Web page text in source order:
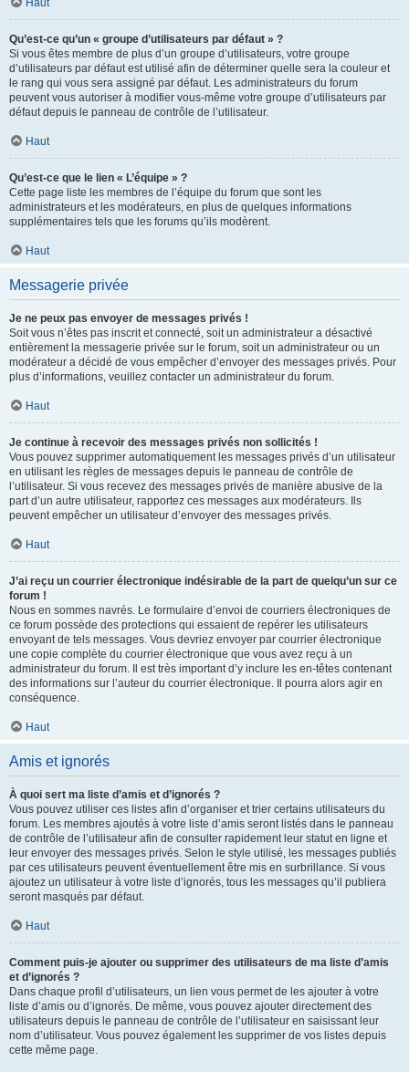
Haut
Qu’est-ce qu’un « groupe d’utilisateurs par défaut » ?
Si vous êtes membre de plus d’un groupe d’utilisateurs, votre groupe
d’utilisateurs par défaut est utilisé afin de déterminer quelle sera la couleur et
le rang qui vous sera assigné par défaut. Les administrateurs du forum
peuvent vous autoriser à modifier vous-même votre groupe d’utilisateurs par
défaut depuis le panneau de contrôle de l’utilisateur.
Haut
Qu’est-ce que le lien « L’équipe » ?
Cette page liste les membres de l’équipe du forum que sont les
administrateurs et les modérateurs, en plus de quelques informations
supplémentaires tels que les forums qu’ils modèrent.
Haut
Messagerie privée
Je ne peux pas envoyer de messages privés !
Soit vous n’êtes pas inscrit et connecté, soit un administrateur a désactivé
entièrement la messagerie privée sur le forum, soit un administrateur ou un
modérateur a décidé de vous empêcher d’envoyer des messages privés. Pour
plus d’informations, veuillez contacter un administrateur du forum.
Haut
Je continue à recevoir des messages privés non sollicités !
Vous pouvez supprimer automatiquement les messages privés d’un utilisateur
en utilisant les règles de messages depuis le panneau de contrôle de
l’utilisateur. Si vous recevez des messages privés de manière abusive de la
part d’un autre utilisateur, rapportez ces messages aux modérateurs. Ils
peuvent empêcher un utilisateur d’envoyer des messages privés.
Haut
J’ai reçu un courrier électronique indésirable de la part de quelqu’un sur ce
forum !
Nous en sommes navrés. Le formulaire d’envoi de courriers électroniques de
ce forum possède des protections qui essaient de repérer les utilisateurs
envoyant de tels messages. Vous devriez envoyer par courrier électronique
une copie complète du courrier électronique que vous avez reçu à un
administrateur du forum. Il est très important d’y inclure les en-têtes contenant
des informations sur l’auteur du courrier électronique. Il pourra alors agir en
conséquence.
Haut
Amis et ignorés
À quoi sert ma liste d’amis et d’ignorés ?
Vous pouvez utiliser ces listes afin d’organiser et trier certains utilisateurs du
forum. Les membres ajoutés à votre liste d’amis seront listés dans le panneau
de contrôle de l’utilisateur afin de consulter rapidement leur statut en ligne et
leur envoyer des messages privés. Selon le style utilisé, les messages publiés
par ces utilisateurs peuvent éventuellement être mis en surbrillance. Si vous
ajoutez un utilisateur à votre liste d’ignorés, tous les messages qu’il publiera
seront masqués par défaut.
Haut
Comment puis-je ajouter ou supprimer des utilisateurs de ma liste d’amis
et d’ignorés ?
Dans chaque profil d’utilisateurs, un lien vous permet de les ajouter à votre
liste d’amis ou d’ignorés. De même, vous pouvez ajouter directement des
utilisateurs depuis le panneau de contrôle de l’utilisateur en saisissant leur
nom d’utilisateur. Vous pouvez également les supprimer de vos listes depuis
cette même page.